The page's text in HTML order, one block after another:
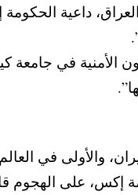
داعية
الأمنية في
والأولى في
على الهجوم